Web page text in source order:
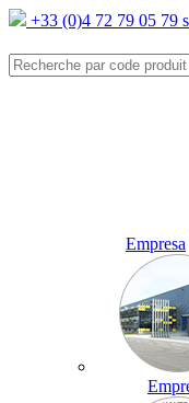
+33 (0)4 72 79 05 79
Empresa